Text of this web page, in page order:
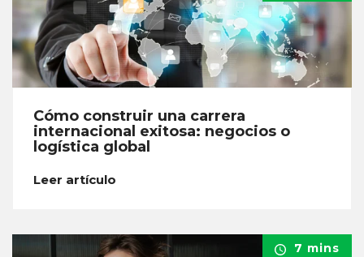
Cómo construir una carrera
internacional exitosa: negocios o
logística global
Leer artículo
7 mins